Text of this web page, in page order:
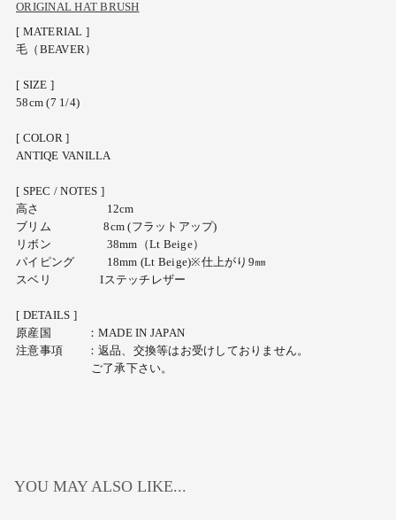
ORIGINAL HAT BRUSH
[ MATERIAL ]
毛（BEAVER）
[ SIZE ]
58cm (7 1/4)
[ COLOR ]
ANTIQE VANILLA
[ SPEC / NOTES ]
高さ 12cm
ブリム 8cm (フラットアップ)
リボン 38mm（Lt Beige）
パイピング 18mm (Lt Beige)※仕上がり9㎜
スベリ Iステッチレザー
[ DETAILS ]
原産国 ：MADE IN JAPAN
注意事項 ：返品、交換等はお受けしておりません。
ご了承下さい。
YOU MAY ALSO LIKE...